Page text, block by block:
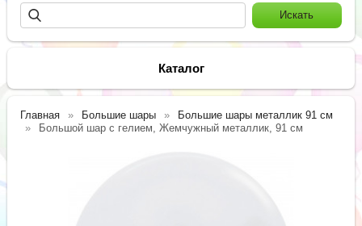
Каталог
Главная Большие шары
Большие шары металлик 91 см
Большой шар с гелием, Жемчужный металлик, 91 см